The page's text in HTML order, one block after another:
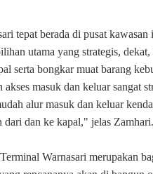
tepat berada di pusat kawasan
utama yang strategis,
serta bongkar muat barang
masuk dan keluar sangat
alur masuk dan keluar
dari dan ke kapal," jelas Zamhari.
Warnasari merupakan